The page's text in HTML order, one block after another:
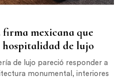
mexicana que
de lujo
de lujo pareció responder a
monumental, interiores